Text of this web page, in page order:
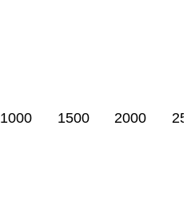
1000 1500 2000